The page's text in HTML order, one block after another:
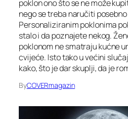
poklon ono što se ne može
nego se treba naručiti
Personaliziranim poklonima
stalo i da poznajete nekog.
poklonom ne smatraju kućne
cvijeće. Isto tako u većini
kako, što je dar skuplji, da je
ByCOVERmagazin